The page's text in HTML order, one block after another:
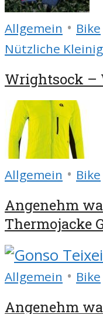
Allgemein • Bike
Nützliche
Wrightsock –
Allgemein • Bike
Angenehm
Thermojacke
Allgemein • Bike
Angenehm